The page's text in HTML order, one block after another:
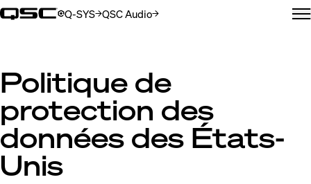
Q-SYS
(Opens in new window)
QSC Audio
(Opens in new window)
Politique de
protection des
données des États-
Unis